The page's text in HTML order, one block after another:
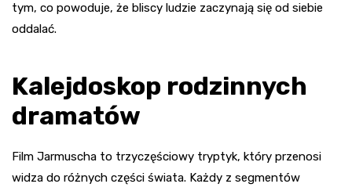
tym, co powoduje, że bliscy ludzie zaczynają się od siebie
oddalać.
Kalejdoskop rodzinnych
dramatów
Film Jarmuscha to trzyczęściowy tryptyk, który przenosi
widza do różnych części świata. Każdy z segmentów